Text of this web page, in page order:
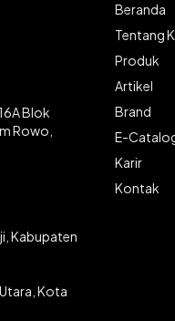
Blok
Rowo,
Kabupaten
Kota
Beranda
Tentang
Produk
Artikel
Brand
E-
Karir
Kontak